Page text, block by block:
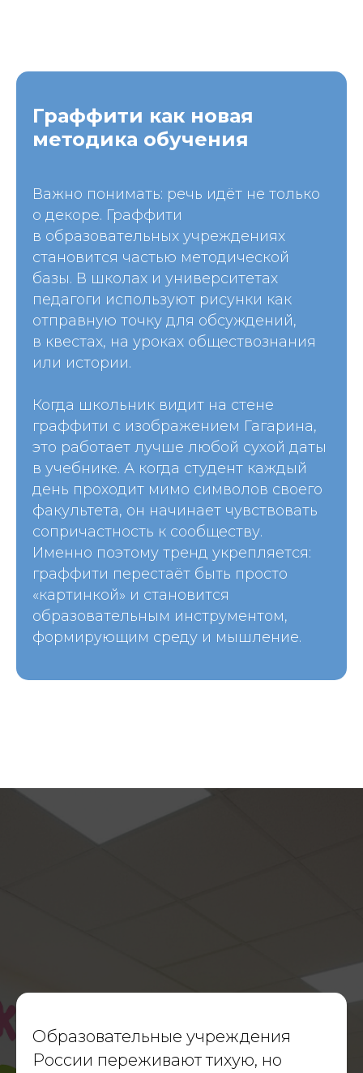
Граффити как новая
методика обучения
Важно понимать: речь идёт не только
о декоре. Граффити
в образовательных учреждениях
становится частью методической
базы. В школах и университетах
педагоги используют рисунки как
отправную точку для обсуждений,
в квестах, на уроках обществознания
или истории.
Когда школьник видит на стене
граффити с изображением Гагарина,
это работает лучше любой сухой даты
в учебнике. А когда студент каждый
день проходит мимо символов своего
факультета, он начинает чувствовать
сопричастность к сообществу.
Именно поэтому тренд укрепляется:
граффити перестаёт быть просто
«картинкой» и становится
образовательным инструментом,
формирующим среду и мышление.
Образовательные учреждения
России переживают тихую, но
О компании
Портфолио
Услуги
Политика конфиденциальности